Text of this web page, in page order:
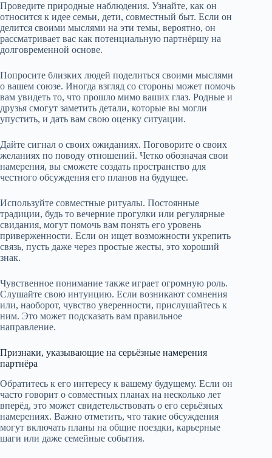
Проведите природные наблюдения. Узнайте, как он
относится к идее семьи, дети, совместный быт. Если он
делится своими мыслями на эти темы, вероятно, он
рассматривает вас как потенциальную партнёршу на
долговременной основе.
Попросите близких людей поделиться своими мыслями
о вашем союзе. Иногда взгляд со стороны может помочь
вам увидеть то, что прошло мимо ваших глаз. Родные и
друзья смогут заметить детали, которые вы могли
упустить, и дать вам свою оценку ситуации.
Дайте сигнал о своих ожиданиях. Поговорите о своих
желаниях по поводу отношений. Четко обозначая свои
намерения, вы сможете создать пространство для
честного обсуждения его планов на будущее.
Используйте совместные ритуалы. Постоянные
традиции, будь то вечерние прогулки или регулярные
свидания, могут помочь вам понять его уровень
приверженности. Если он ищет возможности укрепить
связь, пусть даже через простые жесты, это хороший
знак.
Чувственное понимание также играет огромную роль.
Слушайте свою интуицию. Если возникают сомнения
или, наоборот, чувство уверенности, прислушайтесь к
ним. Это может подсказать вам правильное
направление.
Признаки, указывающие на серьёзные намерения
партнёра
Обратитесь к его интересу к вашему будущему. Если он
часто говорит о совместных планах на несколько лет
вперёд, это может свидетельствовать о его серьёзных
намерениях. Важно отметить, что такие обсуждения
могут включать планы на общие поездки, карьерные
шаги или даже семейные события.